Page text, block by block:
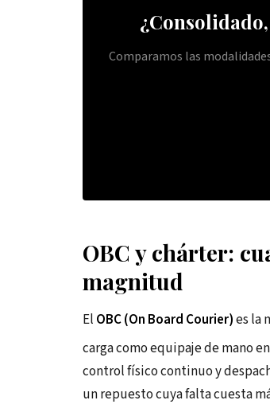
Comparamos las
OBC y chárter:
magnitud
El OBC (On Board Courier)es la
carga como equipaje de mano
control físico continuo y
un repuesto cuya falta cuesta